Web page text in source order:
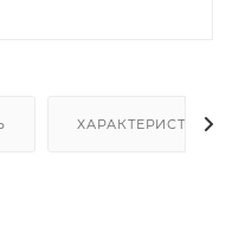
ХАРАКТЕРИСТИКИ